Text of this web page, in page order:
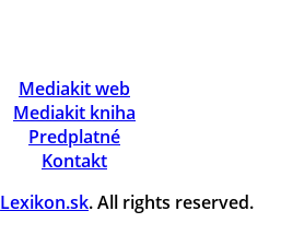
Mediakit web
Mediakit kniha
Predplatné
Kontakt
Lexikon.sk. All rights reserved.